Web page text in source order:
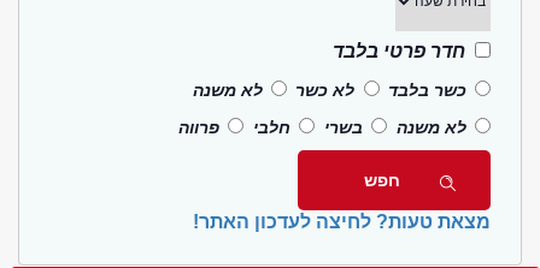
חדר פרטי בלבד
כשר בלבד לא כשר
לא משנה
לא משנה
בשרי חלבי פרווה
מצאת טעות? לחיצה לעדכון האתר!